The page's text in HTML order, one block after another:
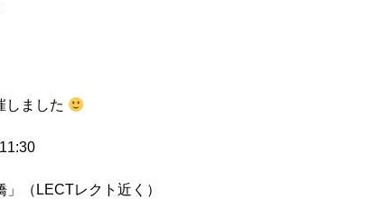
しました
（LECTレクト近く）